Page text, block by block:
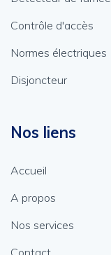
Contrôle d'accès
Normes électriques
Disjoncteur
Nos liens
Accueil
A propos
Nos services
Contact